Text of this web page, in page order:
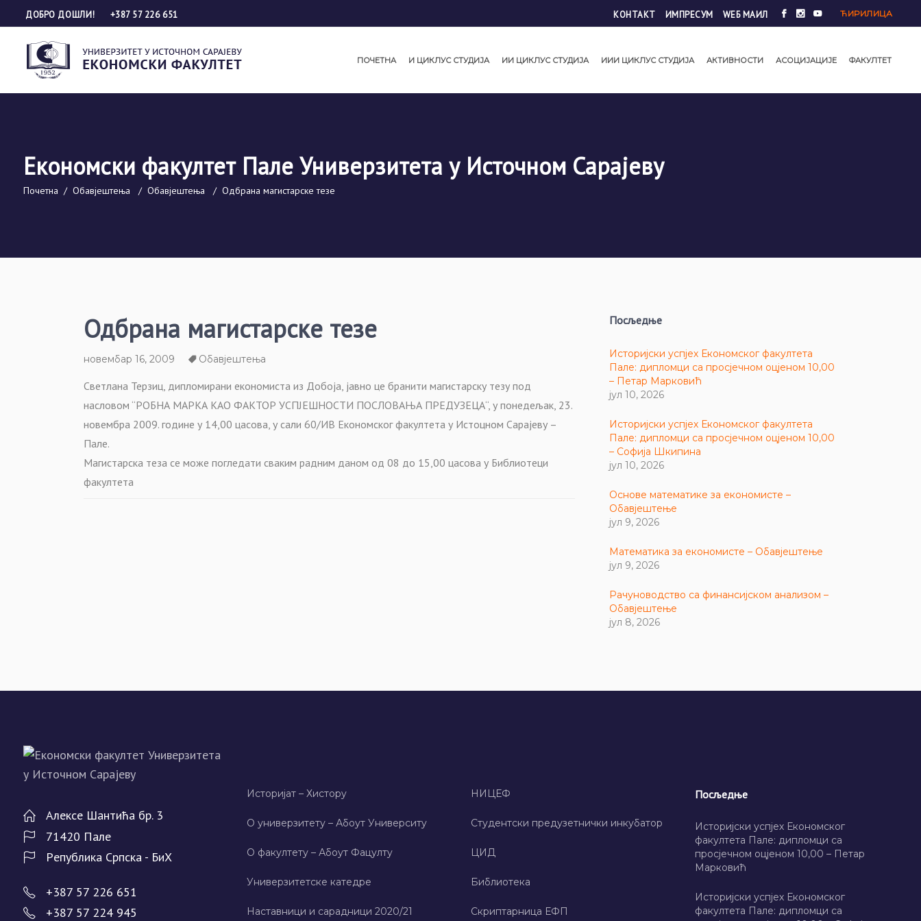
ДОБРО ДОШЛИ! +387 57 226 651 КОНТАКТ ИМПРЕСУМ WЕБ МАИЛ ЋИРИЛИЦА
ПОЧЕТНА И ЦИКЛУС СТУДИЈА ИИ ЦИКЛУС СТУДИЈА ИИИ ЦИКЛУС СТУДИЈА АКТИВНОСТИ АСОЦИЈАЦИЈЕ ФАКУЛТЕТ
Економски факултет Пале Универзитета у Источном Сарајеву
Почетна / Обавјештења / Обавјештења / Одбрана магистарске тезе
Одбрана магистарске тезе
новембар 16, 2009 Обавјештења
Светлана Терзиц, дипломирани економиста из Добоја, јавно це бранити магистарску тезу под
насловом “РОБНА МАРКА КАО ФАКТОР УСПЈЕШНОСТИ ПОСЛОВАЊА ПРЕДУЗЕЦА“, у понедељак, 23.
новембра 2009. године у 14,00 цасова, у сали 60/ИВ Економског факултета у Истоцном Сарајеву –
Пале.
Магистарска теза се може погледати сваким радним даном од 08 до 15,00 цасова у Библиотеци
факултета
Посљедње
Историјски успјех Економског факултета
Пале: дипломци са просјечном оцјеном 10,00
– Петар Марковић
јул 10, 2026
Историјски успјех Економског факултета
Пале: дипломци са просјечном оцјеном 10,00
– Софија Шкипина
јул 10, 2026
Основе математике за економисте –
Обавјештење
јул 9, 2026
Математика за економисте – Обавјештење
јул 9, 2026
Рачуноводство са финансијском анализом –
Обавјештење
јул 8, 2026
Алeксe Шантића бр. 3
71420 Палe
Рeпублика Српска - БиХ
+387 57 226 651
+387 57 224 945
Историјат – Хисторy
О универзитету – Абоут Университy
О факултету – Абоут Фацултy
Универзитетске катедре
Наставници и сарадници 2020/21
НИЦЕФ
Студентски предузетнички инкубатор
ЦИД
Библиотека
Скриптарница ЕФП
Посљедње
Историјски успјех Економског
факултета Пале: дипломци са
просјечном оцјеном 10,00 – Петар
Марковић
Историјски успјех Економског
факултета Пале: дипломци са